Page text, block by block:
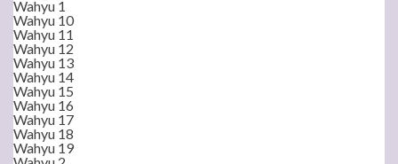
Wahyu 1
Wahyu 10
Wahyu 11
Wahyu 12
Wahyu 13
Wahyu 14
Wahyu 15
Wahyu 16
Wahyu 17
Wahyu 18
Wahyu 19